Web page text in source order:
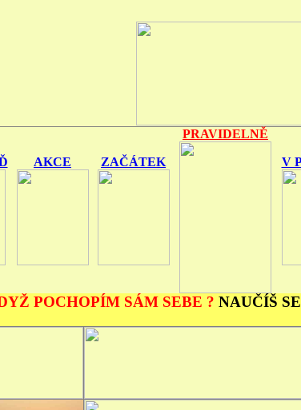
AKCE ZAČÁTEK
PRAVIDELNĚ
V
POCHOPÍM SÁM SEBE ? NAUČÍŠ